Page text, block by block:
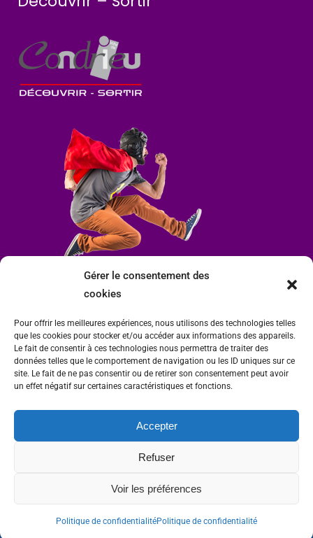
Gérer le consentement des
cookies
Pour offrir les meilleures expériences, nous utilisons des technologies telles
que les cookies pour stocker et/ou accéder aux informations des appareils.
Le fait de consentir à ces technologies nous permettra de traiter des
données telles que le comportement de navigation ou les ID uniques sur ce
site. Le fait de ne pas consentir ou de retirer son consentement peut avoir
un effet négatif sur certaines caractéristiques et fonctions.
Accepter
Refuser
Voir les préférences
Politique de confidentialitéPolitique de confidentialité
Mairie de Condrieu | Copyright © 2023 |Mentions légales
Thierry Caizes Freelance| Photos parOmbre et Matière - Photographe